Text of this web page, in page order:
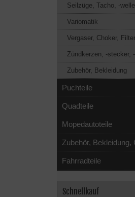
Seilzüge, Tacho, -
Variomatik
Vergaser, Choker, Filter
Zündkerzen, -stecker,
Zubehör, Bekleidung
Puchteile
Quadteile
Mopedautoteile
Zubehör, Bekleidung,
Fahrradteile
Schnellkauf